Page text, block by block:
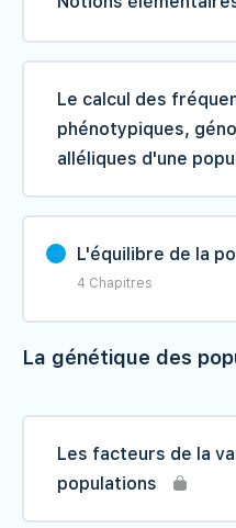
Les lois
III- L'analyse des
IV- La
V- Le diagnostique
La génétique
Le calcul des
phénotypiques,
alléliques d'une
L'équilibre de la
4 Chapitres
Contenu du Leçon
I- La loi de Hardy-
population idéale
La génétique des
Les facteurs de la
populations